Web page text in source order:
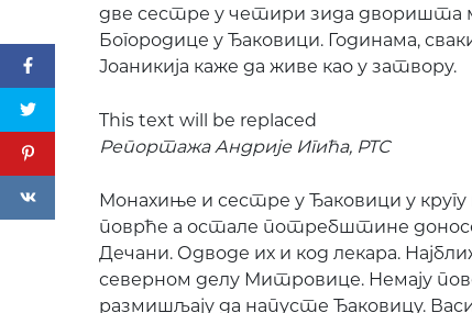
две сестре у четири зида дворишта
Богородице у Ђаковици. Годинама,
Јоаникија каже да живе као у затвору.
This text will be replaced
Репортажа Андрије Игића, РТС
Монахиње и сестре у Ђаковици у кругу
поврће а остале потребштине
Дечани. Одводе их и код лекара.
северном делу Митровице. Немају
размишљају да напусте Ђаковицу.